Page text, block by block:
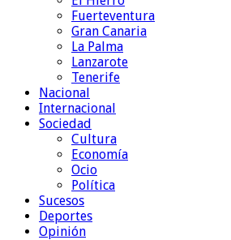
Fuerteventura
Gran Canaria
La Palma
Lanzarote
Tenerife
Nacional
Internacional
Sociedad
Cultura
Economía
Ocio
Política
Sucesos
Deportes
Opinión